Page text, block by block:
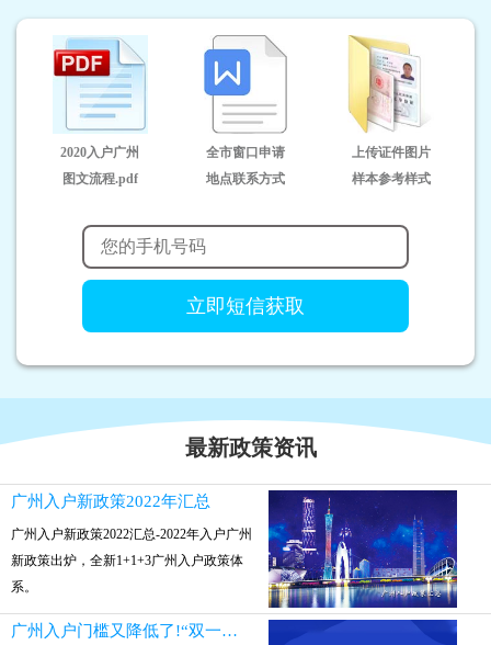
2020入户广州
图文流程.pdf
全市窗口申请
地点联系方式
上传证件图片
样本参考样式
最新政策资讯
广州入户新政策2022年汇总
广州入户新政策2022汇总-2022年入户广州
新政策出炉，全新1+1+3广州入户政策体
系。
广州入户门槛又降低了!“双一流”本科参保就可入户